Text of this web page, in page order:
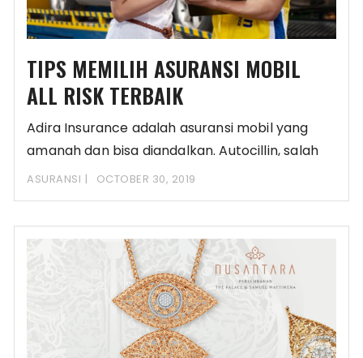
TIPS MEMILIH ASURANSI MOBIL
ALL RISK TERBAIK
Adira Insurance adalah asuransi mobil yang
amanah dan bisa diandalkan. Autocillin, salah
satu produknya, adalah
ASURANSI OCTOBER 30, 2019